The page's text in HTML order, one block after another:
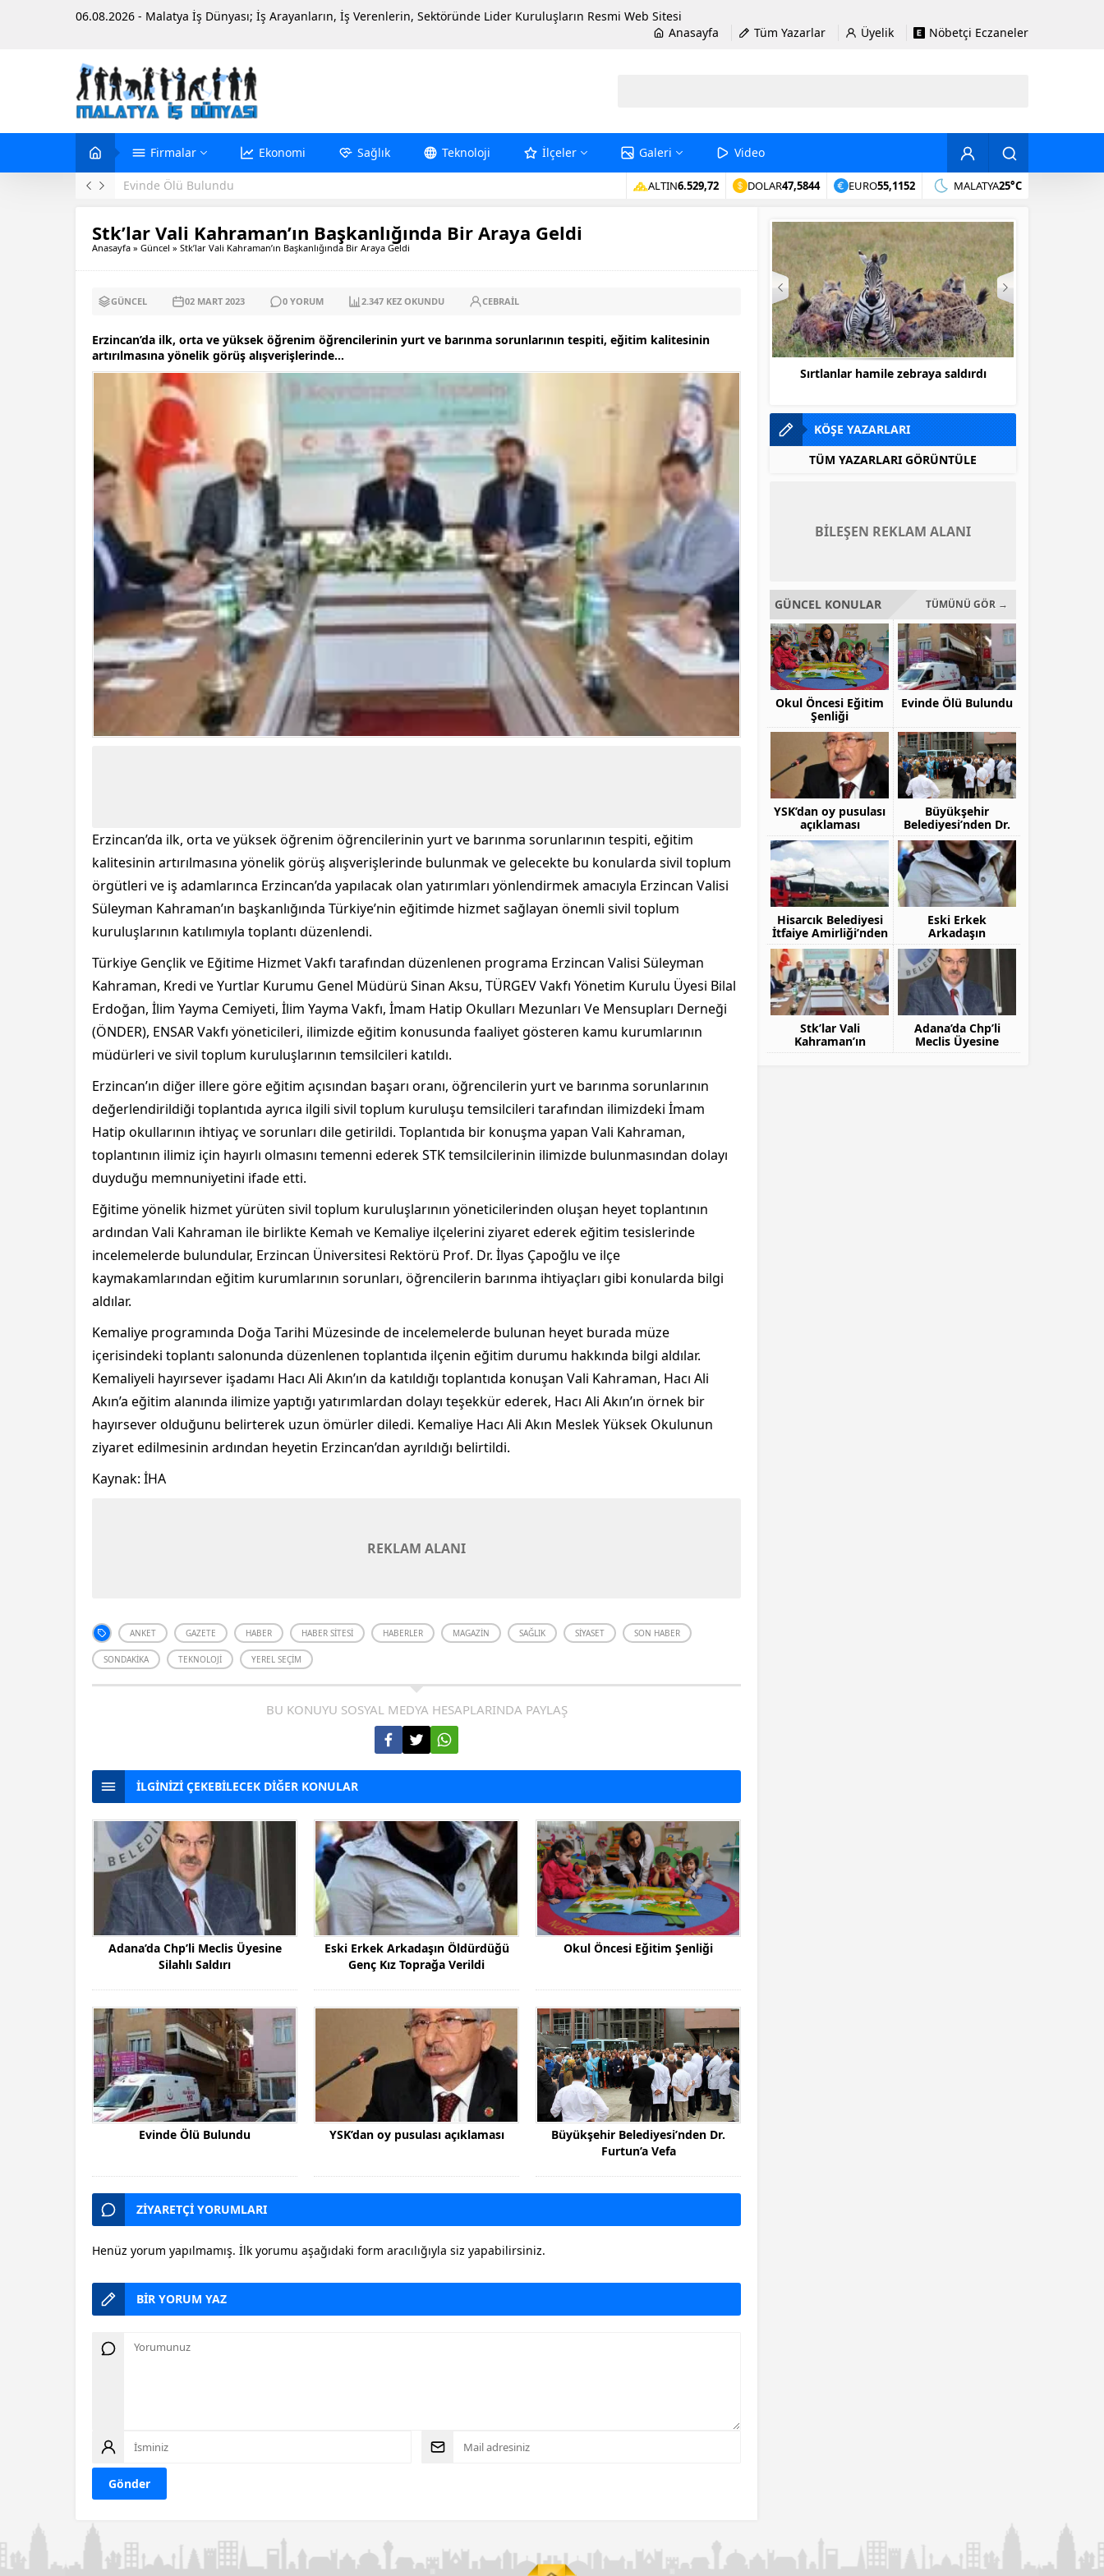
06.08.2026 - Malatya İş Dünyası; İş Arayanların, İş Verenlerin, Sektöründe Lider Kuruluşların Resmi Web Sitesi
Anasayfa
Tüm Yazarlar Üyelik Nöbetçi Eczaneler
Firmalar Ekonomi Sağlık Teknoloji İlçeler Galeri Video
Evinde Ölü Bulundu ALTIN6.529,72 DOLAR47,5844 EURO55,1152 MALATYA25°C
Stk’lar Vali Kahraman’ın Başkanlığında Bir Araya Geldi
Anasayfa » Güncel » Stk’lar Vali Kahraman’ın Başkanlığında Bir Araya Geldi
GÜNCEL 02 MART 2023 0 YORUM 2.347 KEZ OKUNDU CEBRAIL
Erzincan’da ilk, orta ve yüksek öğrenim öğrencilerinin yurt ve barınma sorunlarının tespiti, eğitim kalitesinin
artırılmasına yönelik görüş alışverişlerinde…
Erzincan’da ilk, orta ve yüksek öğrenim öğrencilerinin yurt ve barınma sorunlarının tespiti, eğitim
kalitesinin artırılmasına yönelik görüş alışverişlerinde bulunmak ve gelecekte bu konularda sivil toplum
örgütleri ve iş adamlarınca Erzincan’da yapılacak olan yatırımları yönlendirmek amacıyla Erzincan Valisi
Süleyman Kahraman’ın başkanlığında Türkiye’nin eğitimde hizmet sağlayan önemli sivil toplum
kuruluşlarının katılımıyla toplantı düzenlendi.
Türkiye Gençlik ve Eğitime Hizmet Vakfı tarafından düzenlenen programa Erzincan Valisi Süleyman
Kahraman, Kredi ve Yurtlar Kurumu Genel Müdürü Sinan Aksu, TÜRGEV Vakfı Yönetim Kurulu Üyesi Bilal
Erdoğan, İlim Yayma Cemiyeti, İlim Yayma Vakfı, İmam Hatip Okulları Mezunları Ve Mensupları Derneği
(ÖNDER), ENSAR Vakfı yöneticileri, ilimizde eğitim konusunda faaliyet gösteren kamu kurumlarının
müdürleri ve sivil toplum kuruluşlarının temsilcileri katıldı.
Erzincan’ın diğer illere göre eğitim açısından başarı oranı, öğrencilerin yurt ve barınma sorunlarının
değerlendirildiği toplantıda ayrıca ilgili sivil toplum kuruluşu temsilcileri tarafından ilimizdeki İmam
Hatip okullarının ihtiyaç ve sorunları dile getirildi. Toplantıda bir konuşma yapan Vali Kahraman,
toplantının ilimiz için hayırlı olmasını temenni ederek STK temsilcilerinin ilimizde bulunmasından dolayı
duyduğu memnuniyetini ifade etti.
Eğitime yönelik hizmet yürüten sivil toplum kuruluşlarının yöneticilerinden oluşan heyet toplantının
ardından Vali Kahraman ile birlikte Kemah ve Kemaliye ilçelerini ziyaret ederek eğitim tesislerinde
incelemelerde bulundular, Erzincan Üniversitesi Rektörü Prof. Dr. İlyas Çapoğlu ve ilçe
kaymakamlarından eğitim kurumlarının sorunları, öğrencilerin barınma ihtiyaçları gibi konularda bilgi
aldılar.
Kemaliye programında Doğa Tarihi Müzesinde de incelemelerde bulunan heyet burada müze
içerisindeki toplantı salonunda düzenlenen toplantıda ilçenin eğitim durumu hakkında bilgi aldılar.
Kemaliyeli hayırsever işadamı Hacı Ali Akın’ın da katıldığı toplantıda konuşan Vali Kahraman, Hacı Ali
Akın’a eğitim alanında ilimize yaptığı yatırımlardan dolayı teşekkür ederek, Hacı Ali Akın’ın örnek bir
hayırsever olduğunu belirterek uzun ömürler diledi. Kemaliye Hacı Ali Akın Meslek Yüksek Okulunun
ziyaret edilmesinin ardından heyetin Erzincan’dan ayrıldığı belirtildi.
Kaynak: İHA
REKLAM ALANI
ANKET GAZETE HABER HABER SITESI HABERLER MAGAZIN SAĞLIK SIYASET SON HABER
SONDAKIKA TEKNOLOJI YEREL SEÇIM
BU KONUYU SOSYAL MEDYA HESAPLARINDA PAYLAŞ
İLGİNİZİ ÇEKEBİLECEK DİĞER KONULAR
Adana’da Chp’li Meclis Üyesine
Silahlı Saldırı
Eski Erkek Arkadaşın Öldürdüğü
Genç Kız Toprağa Verildi
Okul Öncesi Eğitim Şenliği
Evinde Ölü Bulundu YSK’dan oy pusulası açıklaması
Büyükşehir Belediyesi’nden Dr.
Furtun’a Vefa
ZİYARETÇİ YORUMLARI
Henüz yorum yapılmamış. İlk yorumu aşağıdaki form aracılığıyla siz yapabilirsiniz.
BİR YORUM YAZ
Sırtlanlar hamile zebraya saldırdı En ilginç hayvanlar
KÖŞE YAZARLARI
TÜM YAZARLARI GÖRÜNTÜLE
BİLEŞEN REKLAM ALANI
GÜNCEL KONULAR TÜMÜNÜ GÖR →
Okul Öncesi Eğitim
Şenliği
Evinde Ölü Bulundu
YSK’dan oy pusulası
açıklaması
Büyükşehir
Belediyesi’nden Dr.
Furtun’a Vefa
Hisarcık Belediyesi
İtfaiye Amirliği’nden
Yangın Tatbikatı
Eski Erkek
Arkadaşın
Öldürdüğü Genç Kız
Toprağa Verildi
Stk’lar Vali
Kahraman’ın
Başkanlığında Bir
Adana’da Chp’li
Meclis Üyesine
Silahlı Saldırı